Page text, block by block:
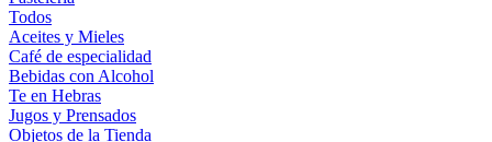
Todos
Aceites y Mieles
Café de especialidad
Bebidas con Alcohol
Te en Hebras
Jugos y Prensados
Objetos de la Tienda